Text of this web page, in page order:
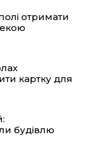
отримати
картку для
будівлю